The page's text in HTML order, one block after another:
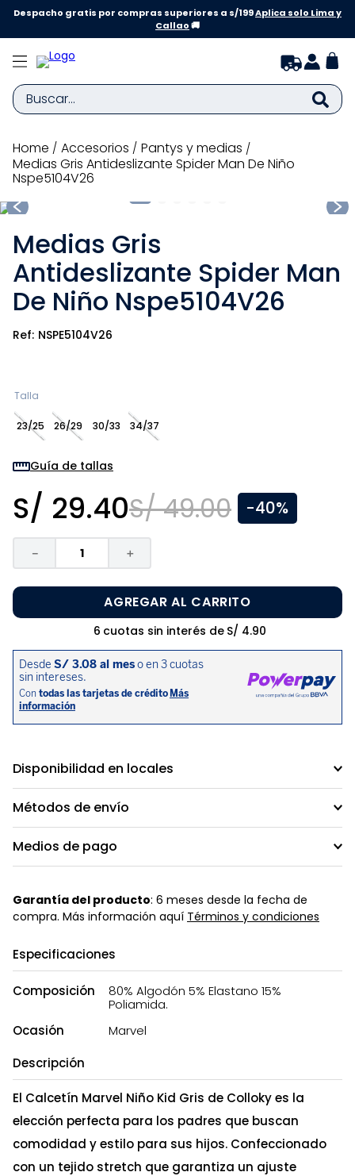
Despacho gratis por compras superiores a s/199Aplica solo Lima y
Callao🚚
Buscar...
accesorios
pantys y medias
Medias Gris Antideslizante Spider Man De Niño
Nspe5104V26
Medias Gris
Antideslizante Spider Man
De Niño Nspe5104V26
NSPE5104V26
Talla
23/25 26/29 30/33 34/37
Guía de tallas
S/ 29.40S/ 49.00 -40%
＋
－
AGREGAR AL CARRITO
6 cuotas sin interés de S/ 4.90
Disponibilidad en locales
Métodos de envío
Medios de pago
Garantía del producto: 6 meses desde la fecha de
compra. Más información aquí Términos y condiciones
Especificaciones
Composición
80% Algodón 5% Elastano 15%
Poliamida.
Ocasión
Marvel
Descripción
El Calcetín Marvel Niño Kid Gris de Colloky es la
elección perfecta para los padres que buscan
comodidad y estilo para sus hijos. Confeccionado
con un tejido stretch que garantiza un ajuste
TÉRMINOS MÁS BUSCADOS
1.
zapatillas niña
2.
4.
sandalias
5.
sandalias niña
6.
bebe
7.
sandalias niño
9.
10. disney